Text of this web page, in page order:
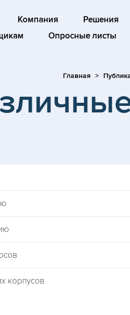
Компания Решения
Опросные листы
Главная
корпусов